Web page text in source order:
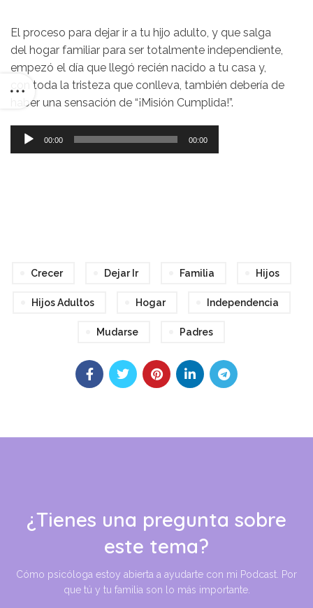
El proceso para dejar ir a tu hijo adulto, y que salga
del hogar familiar para ser totalmente independiente,
empezó el día que llegó recién nacido a tu casa y,
con toda la tristeza que conlleva, también debería de
haber una sensación de “¡Misión Cumplida!”.
Reproductor
de
00:00 00:00
Crecer Dejar Ir Familia Hijos
Hijos Adultos Hogar Independencia
Mudarse Padres
¿Tienes una pregunta sobre
este tema?
Cómo psicóloga estoy abierta a ayudarte con mi Podcast. Por
que tú y tu familia son lo más importante.